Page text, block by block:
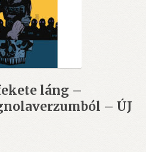
fekete láng –
– ÚJ